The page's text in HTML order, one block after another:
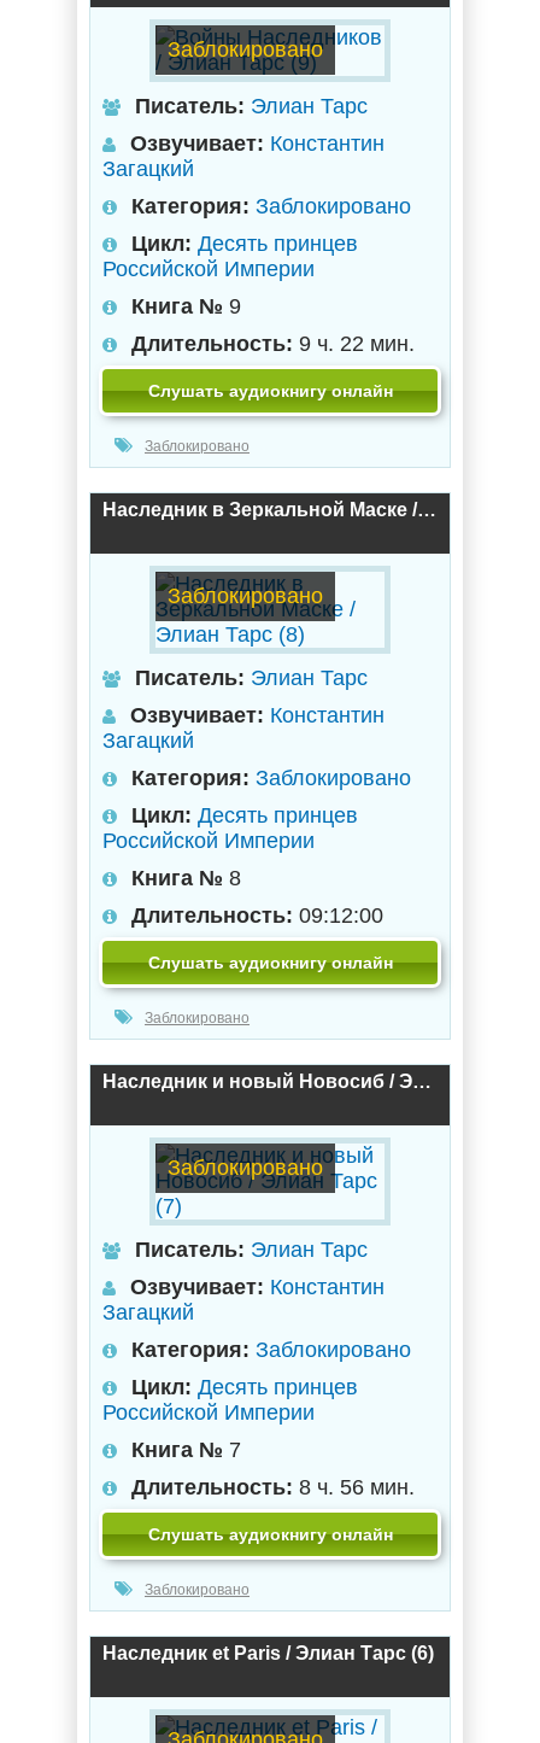
Заблокировано
Писатель: Элиан Тарс
Озвучивает: Константин
Загацкий
Категория: Заблокировано
Цикл: Десять принцев
Российской Империи
Книга № 9
Длительность: 9 ч. 22 мин.
Слушать аудиокнигу онлайн
Заблокировано
Наследник в Зеркальной Маске / Элиан Тарс (8)
Заблокировано
Писатель: Элиан Тарс
Озвучивает: Константин
Загацкий
Категория: Заблокировано
Цикл: Десять принцев
Российской Империи
Книга № 8
Длительность: 09:12:00
Слушать аудиокнигу онлайн
Заблокировано
Наследник и новый Новосиб / Элиан Тарс (7)
Заблокировано
Писатель: Элиан Тарс
Озвучивает: Константин
Загацкий
Категория: Заблокировано
Цикл: Десять принцев
Российской Империи
Книга № 7
Длительность: 8 ч. 56 мин.
Слушать аудиокнигу онлайн
Заблокировано
Наследник et Paris / Элиан Тарс (6)